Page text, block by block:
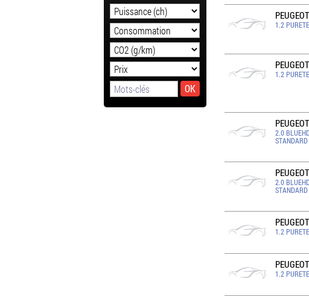
PEUGEOT
1.2
PEUGEOT
1.2
PEUGEOT
2.0
PEUGEOT
2.0
STANDARD
PEUGEOT
1.2
PEUGEOT
1.2